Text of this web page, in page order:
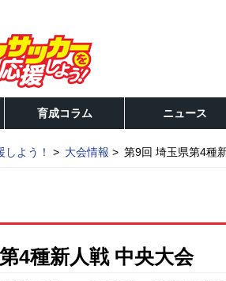
育成コラム ニュース
よう！ 大会情報 第9回 埼玉県第4種
4種新人戦 中央大会